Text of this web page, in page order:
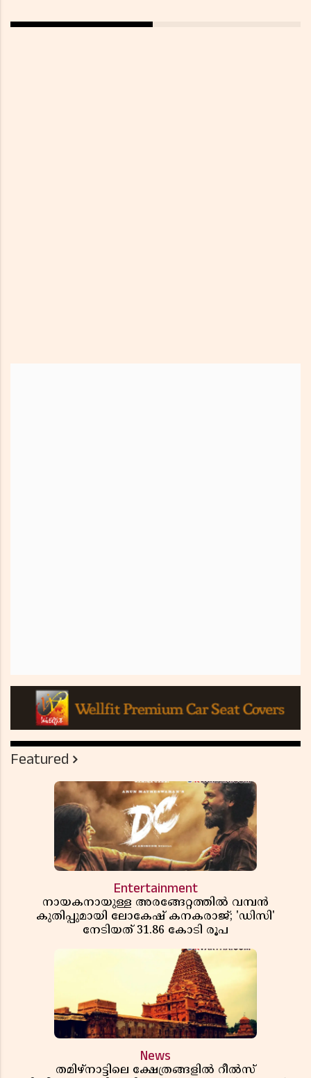
Featured
Entertainment
നായകനായുള്ള അരങ്ങേറ്റത്തിൽ വമ്പൻ
കുതിപ്പുമായി ലോകേഷ് കനകരാജ്; 'ഡിസി'
നേടിയത് 31.86 കോടി രൂപ
News
തമിഴ്‌നാട്ടിലെ ക്ഷേത്രങ്ങളിൽ റീൽസ്